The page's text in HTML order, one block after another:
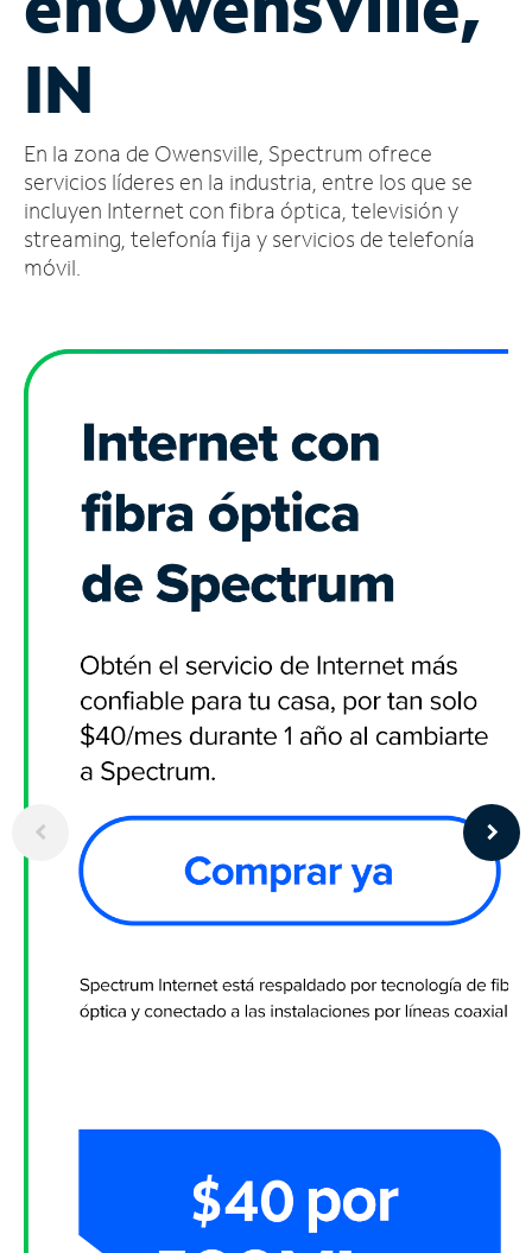
cuenta
Encuentra
tienda
IN
En la zona de Owensville, Spectrum ofrece
servicios líderes en la industria, entre los que se
incluyen Internet con fibra óptica, televisión y
streaming, telefonía fija y servicios de telefonía
móvil.